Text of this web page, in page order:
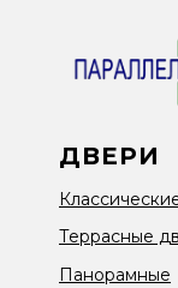
ДВЕРИ
Террасные
Панорамные